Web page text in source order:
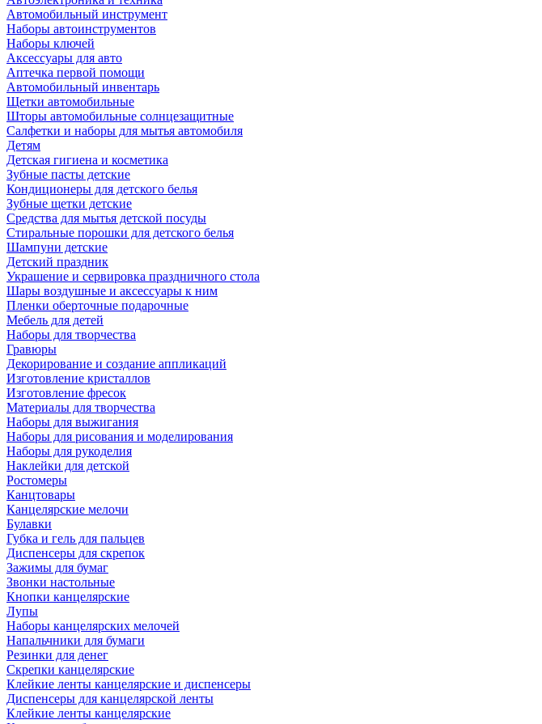
Автомобильный инструмент
Наборы автоинструментов
Наборы ключей
Аксессуары для авто
Аптечка первой помощи
Автомобильный инвентарь
Щетки автомобильные
Шторы автомобильные солнцезащитные
Салфетки и наборы для мытья автомобиля
Детям
Детская гигиена и косметика
Зубные пасты детские
Кондиционеры для детского белья
Зубные щетки детские
Средства для мытья детской посуды
Стиральные порошки для детского белья
Шампуни детские
Детский праздник
Украшение и сервировка праздничного стола
Шары воздушные и аксессуары к ним
Пленки оберточные подарочные
Мебель для детей
Наборы для творчества
Гравюры
Декорирование и создание аппликаций
Изготовление кристаллов
Изготовление фресок
Материалы для творчества
Наборы для выжигания
Наборы для рисования и моделирования
Наборы для рукоделия
Наклейки для детской
Ростомеры
Канцтовары
Канцелярские мелочи
Булавки
Губка и гель для пальцев
Диспенсеры для скрепок
Зажимы для бумаг
Звонки настольные
Кнопки канцелярские
Лупы
Наборы канцелярских мелочей
Напальчники для бумаги
Резинки для денег
Скрепки канцелярские
Клейкие ленты канцелярские и диспенсеры
Диспенсеры для канцелярской ленты
Клейкие ленты канцелярские